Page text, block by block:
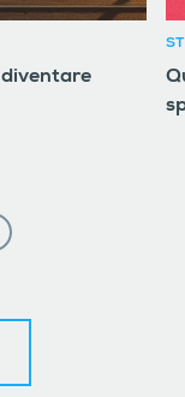
diventare